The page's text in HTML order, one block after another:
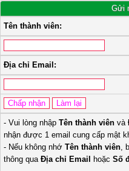
Gửi
Tên thành viên:
Địa chỉ Email:
- Vui lòng nhập Tên thành viên và
nhận được 1 email cung cấp mật
- Nếu không nhớ Tên thành viên,
thông qua Địa chỉ Email hoặc Số